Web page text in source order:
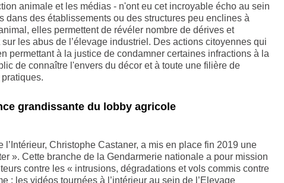
animale et les médias - n'ont eu cet incroyable écho au sein
dans des établissements ou des structures peu enclines à
elles permettent de révéler nombre de dérives et
sur les abus de l’élevage industriel. Des actions citoyennes qui
permettant à la justice de condamner certaines infractions à la
de connaître l'envers du décor et à toute une filière de
grandissante du lobby agricole
l’Intérieur, Christophe Castaner, a mis en place fin 2019 une
». Cette branche de la Gendarmerie nationale a pour mission
contre les « intrusions, dégradations et vols commis contre
: les vidéos tournées à l’intérieur au sein de l’Elevage